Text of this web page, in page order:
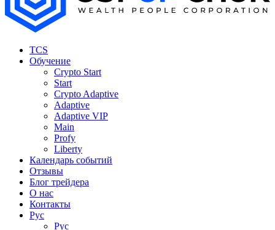
TCS
Обучение
Crypto Start
Start
Crypto Adaptive
Adaptive
Adaptive VIP
Main
Profy
Liberty
Календарь событий
Отзывы
Блог трейдера
О нас
Контакты
Рус
Рус